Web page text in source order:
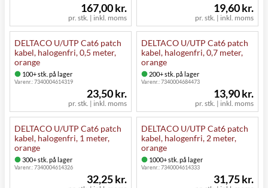
pr. stk. | inkl. moms
167,00 kr.
pr. stk. | inkl. moms
19,60 kr.
DELTACO U/UTP Cat6 patch
kabel, halogenfri, 0,5 meter,
orange
100+ stk. på lager
Varenr.:7340004614319
pr. stk. | inkl. moms
23,50 kr.
DELTACO U/UTP Cat6 patch
kabel, halogenfri, 0,7 meter,
orange
200+ stk. på lager
Varenr.:7340004684473
pr. stk. | inkl. moms
13,90 kr.
DELTACO U/UTP Cat6 patch
kabel, halogenfri, 1 meter,
orange
300+ stk. på lager
Varenr.:7340004614326
32,25 kr.
DELTACO U/UTP Cat6 patch
kabel, halogenfri, 2 meter,
orange
1000+ stk. på lager
Varenr.:7340004614333
31,75 kr.